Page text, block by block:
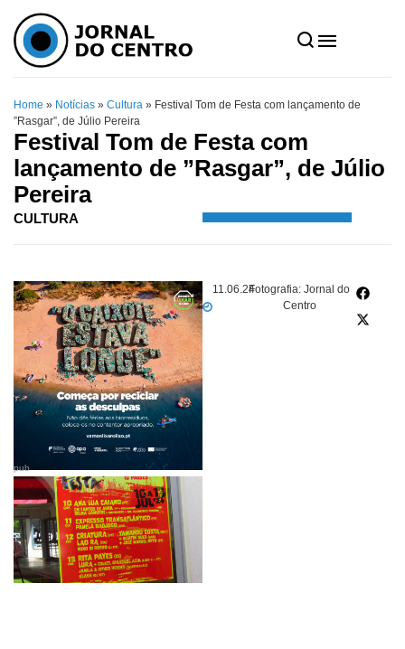
Home » Notícias » Cultura » Festival Tom de Festa com lançamento de
”Rasgar”, de Júlio Pereira
Festival Tom de Festa com
lançamento de ”Rasgar”, de Júlio
Pereira
CULTURA
11.06.24Fotografia: Jornal do
Centro
pub